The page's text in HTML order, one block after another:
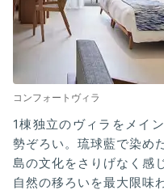
コンフォートヴィラ
1棟独立のヴィラをメイ
勢ぞろい。琉球藍で染め
島の文化をさりげなく感
自然の移ろいを最大限味